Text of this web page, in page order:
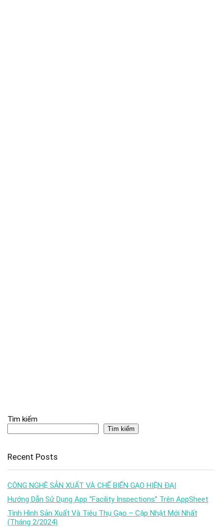
Tìm kiếm
Tìm kiếm
Recent Posts
CÔNG NGHỆ SẢN XUẤT VÀ CHẾ BIẾN GẠO HIỆN ĐẠI
Hướng Dẫn Sử Dụng App “Facility Inspections” Trên AppSheet
Tình Hình Sản Xuất Và Tiêu Thụ Gạo – Cập Nhật Mới Nhất
(Tháng 2/2024)